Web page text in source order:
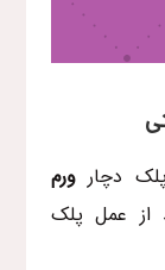
دچارورم
از عمل پلک